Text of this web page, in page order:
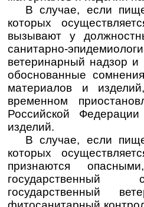
В случае, если
которых
вызывают у
санитарно-
ветеринарный надзор и
обоснованные
материалов и
временном
Российской
изделий.
В случае, если
которых
признаются
государственный
государственный